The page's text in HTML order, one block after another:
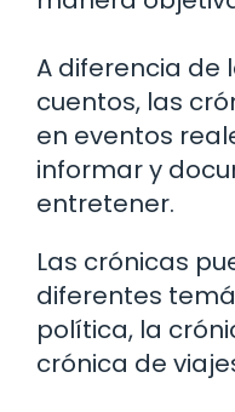
A diferencia de
cuentos, las
en eventos
informar y
entretener.
Las crónicas
diferentes
política, la
crónica de